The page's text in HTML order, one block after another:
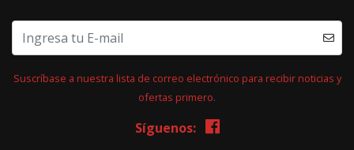
Suscríbase a nuestra lista de correo electrónico para recibir noticias y
ofertas primero.
Síguenos: